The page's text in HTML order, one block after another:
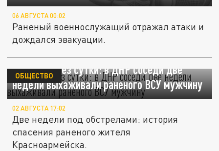
06 АВГУСТА 00:02
Раненый военнослужащий отражал атаки и
дождался эвакуации.
Дополз через сутки: в ДНР соседи две
недели выхаживали раненого ВСУ мужчину
ОБЩЕСТВО
02 АВГУСТА 17:02
Две недели под обстрелами: история
спасения раненого жителя
Красноармейска.